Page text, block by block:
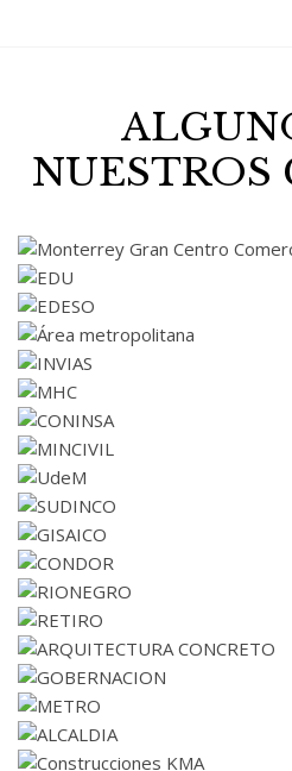
NUESTROS